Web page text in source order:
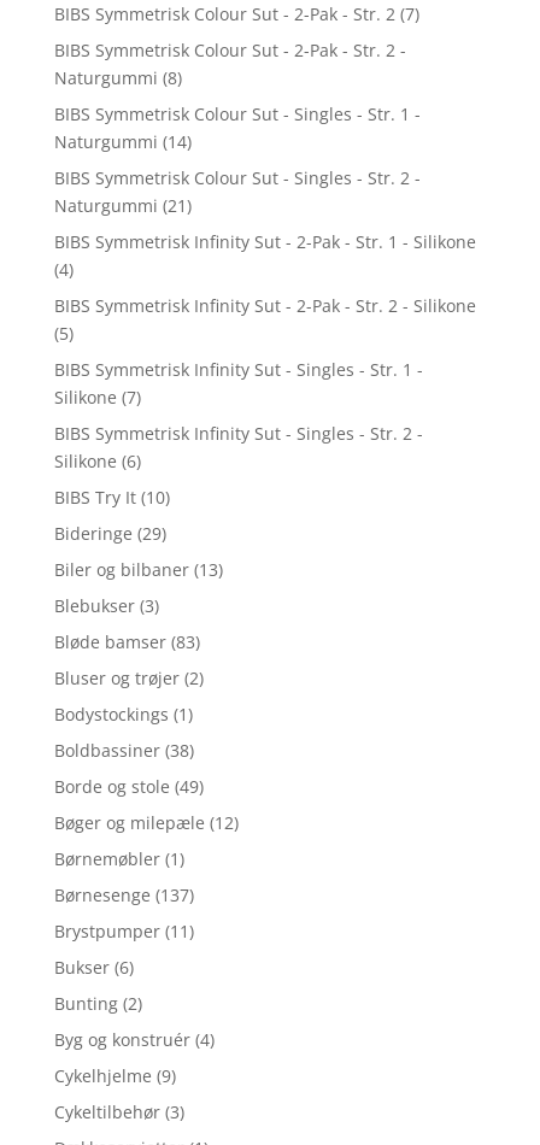
BIBS Symmetrisk Colour Sut - 2-Pak - Str. 2 (7)
BIBS Symmetrisk Colour Sut - 2-Pak - Str. 2 -
Naturgummi (8)
BIBS Symmetrisk Colour Sut - Singles - Str. 1 -
Naturgummi (14)
BIBS Symmetrisk Colour Sut - Singles - Str. 2 -
Naturgummi (21)
BIBS Symmetrisk Infinity Sut - 2-Pak - Str. 1 - Silikone
(4)
BIBS Symmetrisk Infinity Sut - 2-Pak - Str. 2 - Silikone
(5)
BIBS Symmetrisk Infinity Sut - Singles - Str. 1 -
Silikone (7)
BIBS Symmetrisk Infinity Sut - Singles - Str. 2 -
Silikone (6)
BIBS Try It (10)
Bideringe (29)
Biler og bilbaner (13)
Blebukser (3)
Bløde bamser (83)
Bluser og trøjer (2)
Bodystockings (1)
Boldbassiner (38)
Borde og stole (49)
Bøger og milepæle (12)
Børnemøbler (1)
Børnesenge (137)
Brystpumper (11)
Bukser (6)
Bunting (2)
Byg og konstruér (4)
Cykelhjelme (9)
Cykeltilbehør (3)